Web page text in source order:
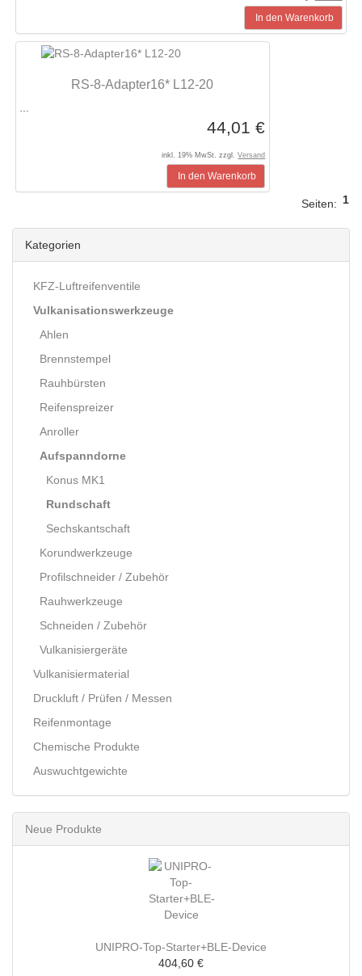
In den Warenkorb
RS-8-Adapter16* L12-20
…
44,01 €
inkl. 19% MwSt. zzgl.Versand
In den Warenkorb
1
Seiten:
Kategorien
KFZ-Luftreifenventile
Vulkanisationswerkzeuge
Ahlen
Brennstempel
Rauhbürsten
Reifenspreizer
Anroller
Aufspanndorne
Konus MK1
Rundschaft
Sechskantschaft
Korundwerkzeuge
Profilschneider / Zubehör
Rauhwerkzeuge
Schneiden / Zubehör
Vulkanisiergeräte
Vulkanisiermaterial
Druckluft / Prüfen / Messen
Reifenmontage
Chemische Produkte
Auswuchtgewichte
Neue Produkte
UNIPRO-Top-Starter+BLE-Device
404,60 €